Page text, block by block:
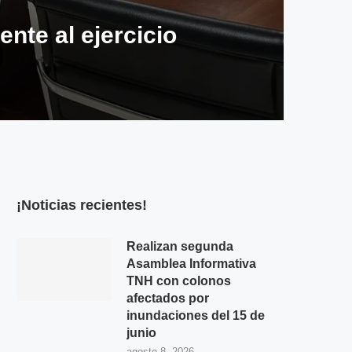
al ejercicio
¡Noticias recientes!
Realizan segunda
Asamblea Informativa
TNH con colonos
afectados por
inundaciones del 15 de
junio